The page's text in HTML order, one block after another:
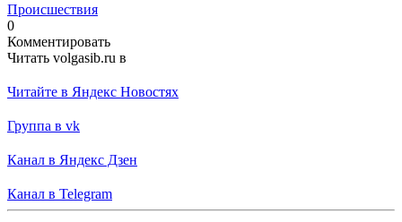
Происшествия
0
Комментировать
Читать volgasib.ru в
Читайте в Яндекс Новостях
Группа в vk
Канал в Яндекс Дзен
Канал в Telegram